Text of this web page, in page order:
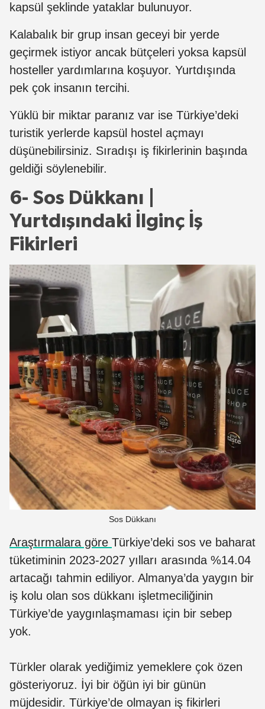
kapsül şeklinde yataklar bulunuyor.
Kalabalık bir grup insan geceyi bir yerde
geçirmek istiyor ancak bütçeleri yoksa kapsül
hosteller yardımlarına koşuyor. Yurtdışında
pek çok insanın tercihi.
Yüklü bir miktar paranız var ise Türkiye’deki
turistik yerlerde kapsül hostel açmayı
düşünebilirsiniz. Sıradışı iş fikirlerinin başında
geldiği söylenebilir.
6- Sos Dükkanı |
Yurtdışındaki İlginç İş
Fikirleri
Sos Dükkanı
Araştırmalara göre Türkiye’deki sos ve baharat
tüketiminin 2023-2027 yılları arasında %14.04
artacağı tahmin ediliyor. Almanya’da yaygın bir
iş kolu olan sos dükkanı işletmeciliğinin
Türkiye’de yaygınlaşmaması için bir sebep
yok.
Türkler olarak yediğimiz yemeklere çok özen
gösteriyoruz. İyi bir öğün iyi bir günün
müjdesidir. Türkiye’de olmayan iş fikirleri